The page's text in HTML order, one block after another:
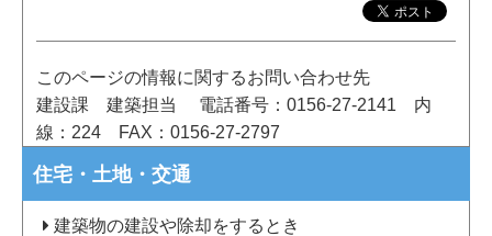
このページの情報に関するお問い合わせ先
建設課 建築担当
電話番号：0156-27-2141
内
線：224
FAX：0156-27-2797
住宅・土地・交通
建築物の建設や除却をするとき